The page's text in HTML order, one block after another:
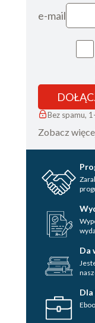
e-mail
Bez spamu,
Zobacz
Da
Dla